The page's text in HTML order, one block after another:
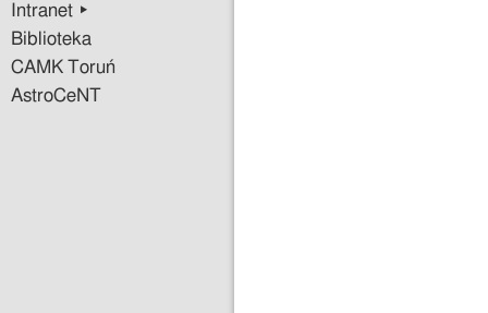
Intranet ▸
Biblioteka
CAMK Toruń
AstroCeNT